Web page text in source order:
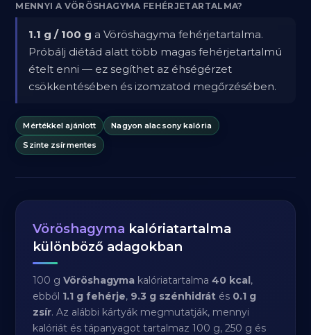
MENNYI A VÖRÖSHAGYMA FEHÉRJETARTALMA?
1.1 g / 100 g a Vöröshagyma fehérjetartalma.
Próbálj diétád alatt több magas fehérjetartalmú
ételt enni — ez segíthet az éhségérzet
csökkentésében és izomzatod megőrzésében.
Mértékkel ajánlott
Nagyon alacsony kalória
Szinte zsírmentes
Vöröshagyma kalóriatartalma
különböző adagokban
100 gVöröshagyma kalóriatartalma40 kcal,
ebből 1.1 g fehérje, 9.3 g szénhidrát és 0.1 g
zsír. Az alábbi kártyák megmutatják, mennyi
kalóriát és tápanyagot tartalmaz 100 g, 250 g és